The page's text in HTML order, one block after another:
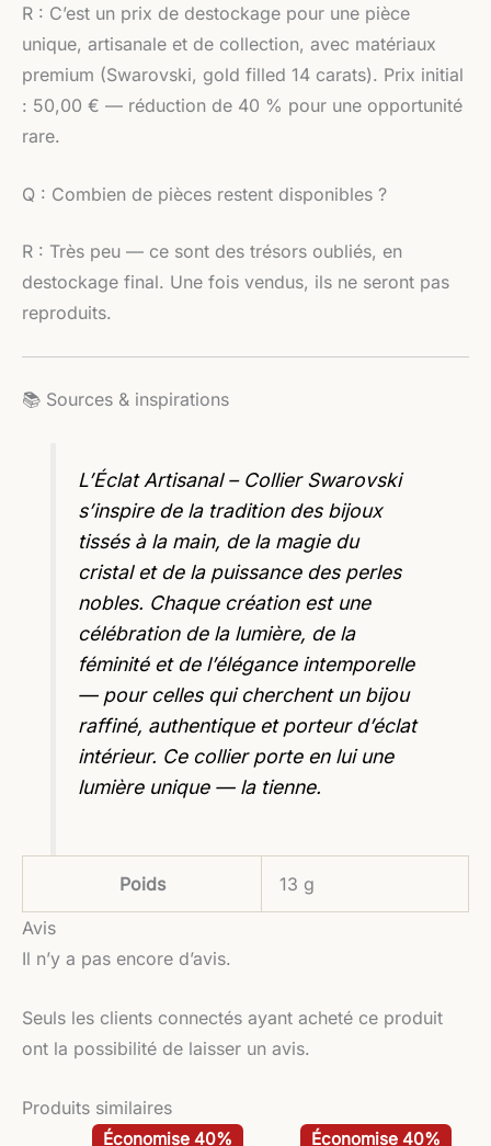
R : C’est un prix de destockage pour une pièce
unique, artisanale et de collection, avec matériaux
premium (Swarovski, gold filled 14 carats). Prix initial
: 50,00 € — réduction de 40 % pour une opportunité
rare.
Q : Combien de pièces restent disponibles ?
R : Très peu — ce sont des trésors oubliés, en
destockage final. Une fois vendus, ils ne seront pas
reproduits.
📚 Sources & inspirations
L’Éclat Artisanal – Collier Swarovski
s’inspire de la tradition des bijoux
tissés à la main, de la magie du
cristal et de la puissance des perles
nobles. Chaque création est une
célébration de la lumière, de la
féminité et de l’élégance intemporelle
— pour celles qui cherchent un bijou
raffiné, authentique et porteur d’éclat
intérieur. Ce collier porte en lui une
lumière unique — la tienne.
Poids
13 g
Avis
Il n’y a pas encore d’avis.
Seuls les clients connectés ayant acheté ce produit
ont la possibilité de laisser un avis.
Produits similaires
Économise 40%
Le
Le
Économise 40%
Le
Le